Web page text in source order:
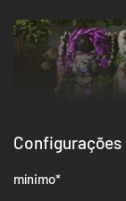
Configurações
mínimo*